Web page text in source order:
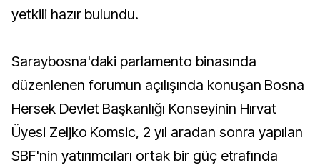
yetkili hazır bulundu.
Saraybosna'daki parlamento binasında
düzenlenen forumun açılışında konuşan Bosna
Hersek Devlet Başkanlığı Konseyinin Hırvat
Üyesi Zeljko Komsic, 2 yıl aradan sonra yapılan
SBF'nin yatırımcıları ortak bir güç etrafında